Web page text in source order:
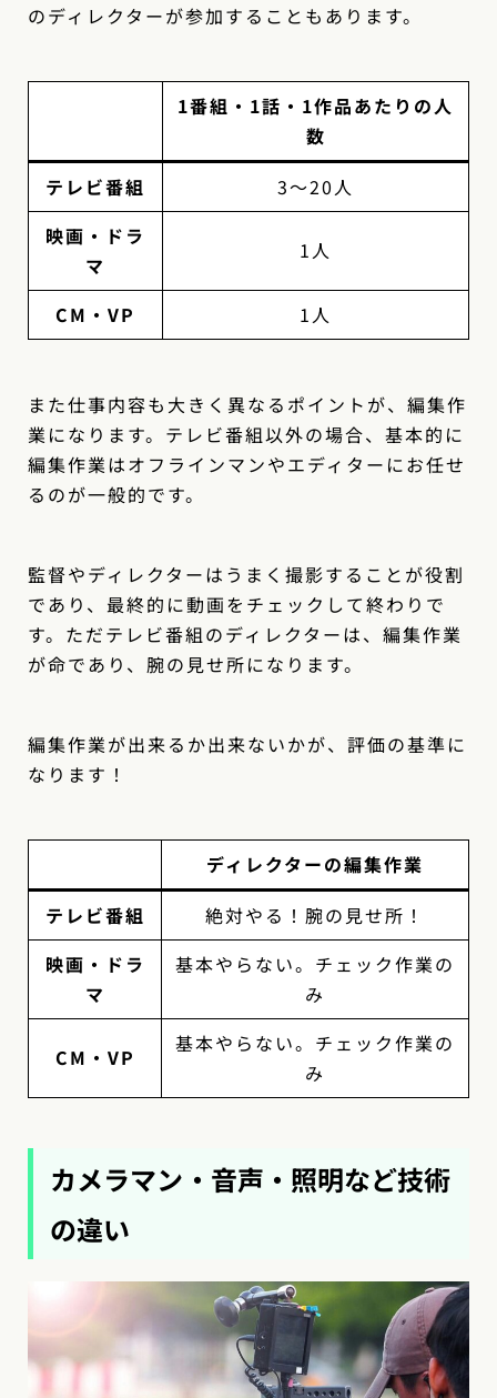
のディレクターが参加することもあります。
1番組・1話・1作品あたりの人
数
テレビ番組
3〜20人
映画・ドラ
マ
1人
CM・VP 1人
また仕事内容も大きく異なるポイントが、編集作
業になります。テレビ番組以外の場合、基本的に
編集作業はオフラインマンやエディターにお任せ
るのが一般的です。
監督やディレクターはうまく撮影することが役割
であり、最終的に動画をチェックして終わりで
す。ただテレビ番組のディレクターは、編集作業
が命であり、腕の見せ所になります。
編集作業が出来るか出来ないかが、評価の基準に
なります！
ディレクターの編集作業
テレビ番組
絶対やる！腕の見せ所！
映画・ドラ
マ
基本やらない。チェック作業の
み
CM・VP
基本やらない。チェック作業の
み
カメラマン・音声・照明など技術
の違い